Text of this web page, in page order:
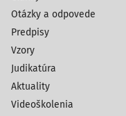
Otázky a odpovede
Predpisy
Vzory
Judikatúra
Aktuality
Videoškolenia